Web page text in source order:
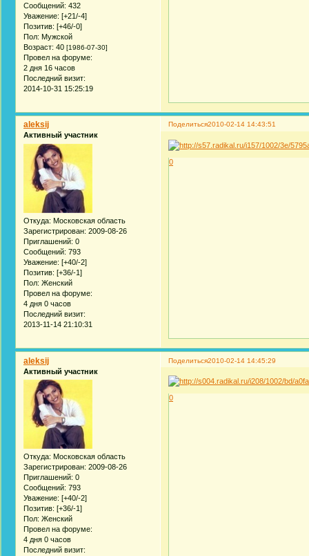
Сообщений: 432
Уважение: [+21/-4]
Позитив: [+46/-0]
Пол: Мужской
Возраст: 40 [1986-07-30]
Провел на форуме:
2 дня 16 часов
Последний визит:
2014-10-31 15:25:19
Поделиться2010-02-14 14:43:51
aleksij
Активный участник
Откуда: Московская область
Зарегистрирован: 2009-08-26
Приглашений: 0
Сообщений: 793
Уважение: [+40/-2]
Позитив: [+36/-1]
Пол: Женский
Провел на форуме:
4 дня 0 часов
Последний визит:
2013-11-14 21:10:31
0
Поделиться2010-02-14 14:45:29
aleksij
Активный участник
Откуда: Московская область
Зарегистрирован: 2009-08-26
Приглашений: 0
Сообщений: 793
Уважение: [+40/-2]
Позитив: [+36/-1]
Пол: Женский
Провел на форуме:
4 дня 0 часов
Последний визит:
0